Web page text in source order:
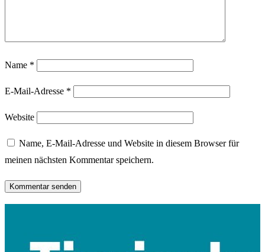
Name *
E-Mail-Adresse *
Website
Name, E-Mail-Adresse und Website in diesem Browser für
meinen nächsten Kommentar speichern.